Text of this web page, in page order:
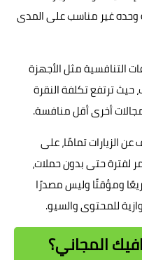
وحده غير مناسب على المدى
التنافسية مثل الأجهزة
حيث ترتفع تكلفة النقرة
الزيارات تمامًا، على
لفترة حتى بدون حملات،
ومؤقتًا وليس مصدرًا
للمحتوى والسيو.
المجاني؟